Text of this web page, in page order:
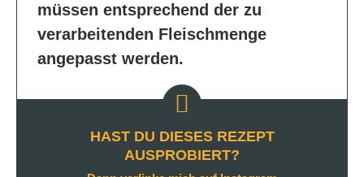
müssen entsprechend der zu
verarbeitenden Fleischmenge
angepasst werden.
HAST DU DIESES REZEPT
AUSPROBIERT?